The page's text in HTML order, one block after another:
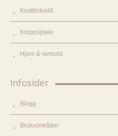
Kosttilskudd
Kroppspleie
Hjem & renhold
Infosider
Blogg
Bruksområder